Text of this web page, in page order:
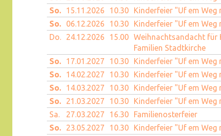
So.
15.11.2026 10.30
Kinderfeier "Uf em
So.
06.12.2026 10.30
Kinderfeier "Uf em
Do.
24.12.2026 15.00 Weihnachtsandacht für
Familien Stadtkirche
So.
17.01.2027 10.30
Kinderfeier "Uf em
So.
14.02.2027 10.30
Kinderfeier "Uf em
So.
14.03.2027 10.30
Kinderfeier "Uf em
So.
21.03.2027 10.30
Kinderfeier "Uf em
Sa.
27.03.2027 16.30
Familienosterfeier
So.
23.05.2027 10.30
Kinderfeier "Uf em